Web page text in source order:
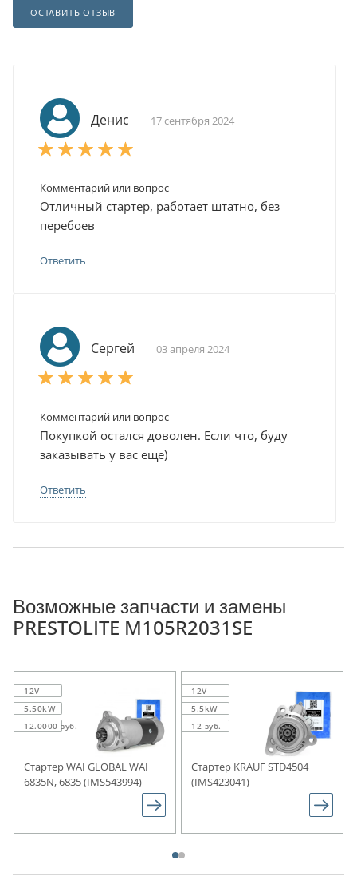
ОСТАВИТЬ ОТЗЫВ
Денис 17 сентября 2024
Комментарий или вопрос
Отличный стартер, работает штатно, без
перебоев
Ответить
Сергей 03 апреля 2024
Комментарий или вопрос
Покупкой остался доволен. Если что, буду
заказывать у вас еще)
Ответить
Возможные запчасти и замены
PRESTOLITE M105R2031SE
12V
5.50kW
12.0000-зуб.
Стартер WAI GLOBAL WAI
6835N, 6835 (IMS543994)
12V
5.5kW
12-зуб.
Стартер KRAUF STD4504
(IMS423041)